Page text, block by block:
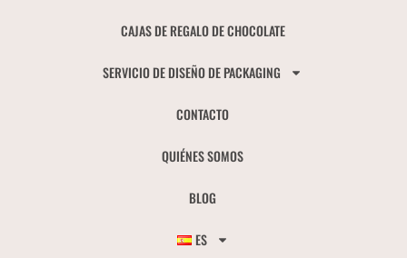
CAJAS DE REGALO DE CHOCOLATE
SERVICIO DE DISEÑO DE PACKAGING
CONTACTO
QUIÉNES SOMOS
BLOG
ES